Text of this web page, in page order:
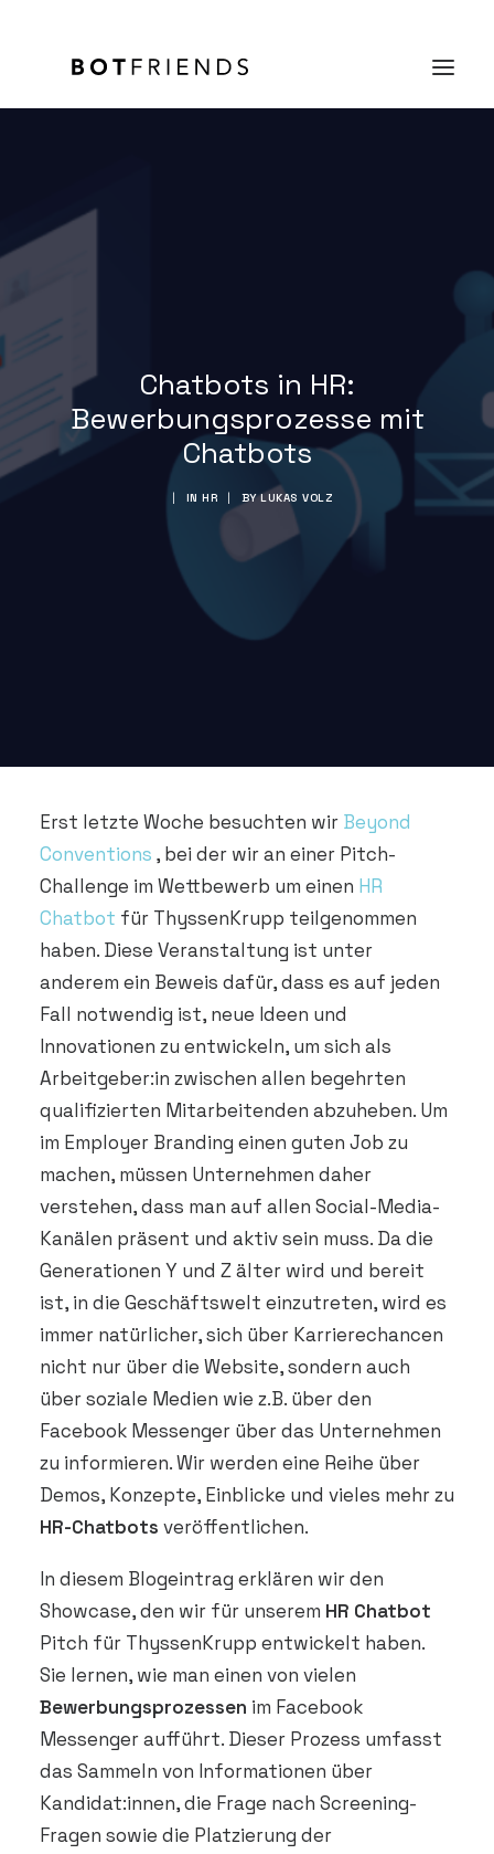
Lösungen
Preise
Über uns
KOSTENFREI TESTEN
Chatbots in HR:
Bewerbungsprozesse mit
Chatbots
| IN HR | BYLUKAS VOLZ
Erst letzte Woche besuchten wir Beyond
Conventions , bei der wir an einer Pitch-
Challenge im Wettbewerb um einen HR
Chatbot für ThyssenKrupp teilgenommen
haben. Diese Veranstaltung ist unter
anderem ein Beweis dafür, dass es auf jeden
Fall notwendig ist, neue Ideen und
Innovationen zu entwickeln, um sich als
Arbeitgeber:in zwischen allen begehrten
qualifizierten Mitarbeitenden abzuheben. Um
im Employer Branding einen guten Job zu
machen, müssen Unternehmen daher
verstehen, dass man auf allen Social-Media-
Kanälen präsent und aktiv sein muss. Da die
Generationen Y und Z älter wird und bereit
ist, in die Geschäftswelt einzutreten, wird es
immer natürlicher, sich über Karrierechancen
nicht nur über die Website, sondern auch
über soziale Medien wie z.B. über den
Facebook Messenger über das Unternehmen
zu informieren. Wir werden eine Reihe über
Demos, Konzepte, Einblicke und vieles mehr zu
HR-Chatbots veröffentlichen.
In diesem Blogeintrag erklären wir den
Showcase, den wir für unserem HR Chatbot
Pitch für ThyssenKrupp entwickelt haben.
Sie lernen, wie man einen von vielen
Bewerbungsprozessen im Facebook
Messenger aufführt. Dieser Prozess umfasst
das Sammeln von Informationen über
Kandidat:innen, die Frage nach Screening-
Fragen sowie die Platzierung der